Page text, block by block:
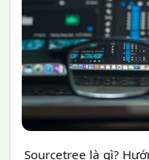
Sourcetree là gì?